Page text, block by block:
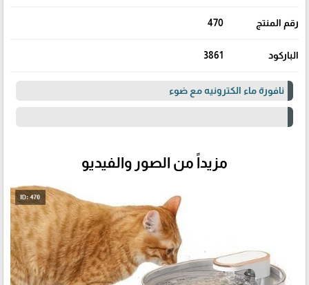
رقم المنتج 470
الباركود 3861
نافورة ماء الكترونيه مع ضوء
مزيداً من الصور والفيديو